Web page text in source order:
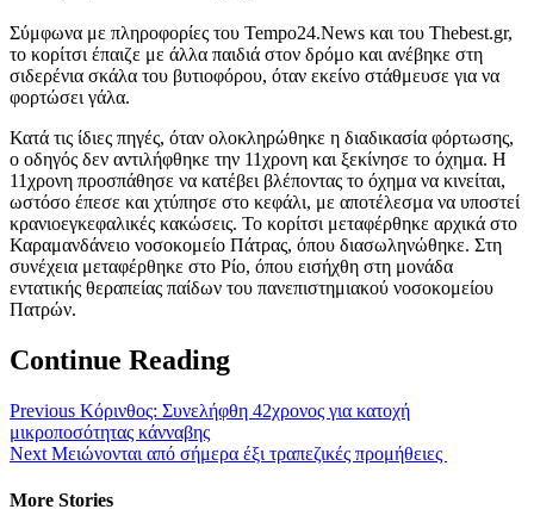
Σύμφωνα με πληροφορίες του Tempo24.News και του Thebest.gr,
το κορίτσι έπαιζε με άλλα παιδιά στον δρόμο και ανέβηκε στη
σιδερένια σκάλα του βυτιοφόρου, όταν εκείνο στάθμευσε για να
φορτώσει γάλα.
Κατά τις ίδιες πηγές, όταν ολοκληρώθηκε η διαδικασία φόρτωσης,
ο οδηγός δεν αντιλήφθηκε την 11χρονη και ξεκίνησε το όχημα. Η
11χρονη προσπάθησε να κατέβει βλέποντας το όχημα να κινείται,
ωστόσο έπεσε και χτύπησε στο κεφάλι, με αποτέλεσμα να υποστεί
κρανιοεγκεφαλικές κακώσεις. Το κορίτσι μεταφέρθηκε αρχικά στο
Καραμανδάνειο νοσοκομείο Πάτρας, όπου διασωληνώθηκε. Στη
συνέχεια μεταφέρθηκε στο Ρίο, όπου εισήχθη στη μονάδα
εντατικής θεραπείας παίδων του πανεπιστημιακού νοσοκομείου
Πατρών.
Continue Reading
Previous Κόρινθος: Συνελήφθη 42χρονος για κατοχή
μικροποσότητας κάνναβης
Next Μειώνονται από σήμερα έξι τραπεζικές προμήθειες
More Stories